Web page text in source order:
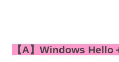
【A】Windows Hello